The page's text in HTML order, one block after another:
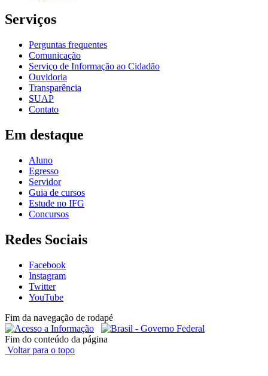
Serviços
Perguntas frequentes
Comunicação
Serviço de Informação ao Cidadão
Ouvidoria
Transparência
SUAP
Contato
Em destaque
Aluno
Egresso
Servidor
Guia de cursos
Estude no IFG
Concursos
Redes Sociais
Facebook
Instagram
Twitter
YouTube
Fim da navegação de rodapé
Fim do conteúdo da página
Voltar para o topo